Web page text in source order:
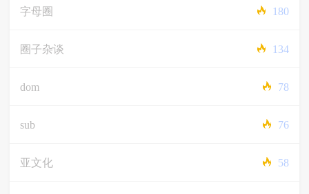
字母圈 180
圈子杂谈 134
dom 78
sub 76
亚文化 58